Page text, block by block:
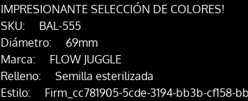
IMPRESIONANTE SELECCIÓN DE COLORES!
SKU: BAL-555
Diámetro: 69mm
Marca: FLOW JUGGLE
Relleno: Semilla esterilizada
Estilo: Firm_cc781905-5cde-3194-bb3b-cf158-